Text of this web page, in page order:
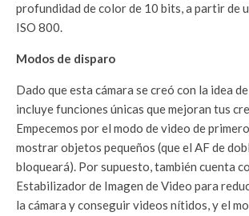
profundidad de color de 10 bits, a partir de
ISO 800.
Modos de disparo
Dado que esta cámara se creó con la idea
incluye funciones únicas que mejoran tus
Empecemos por el modo de video de
mostrar objetos pequeños (que el AF de
bloqueará). Por supuesto, también cuenta
Estabilizador de Imagen de Video para
la cámara y conseguir videos nítidos, y el